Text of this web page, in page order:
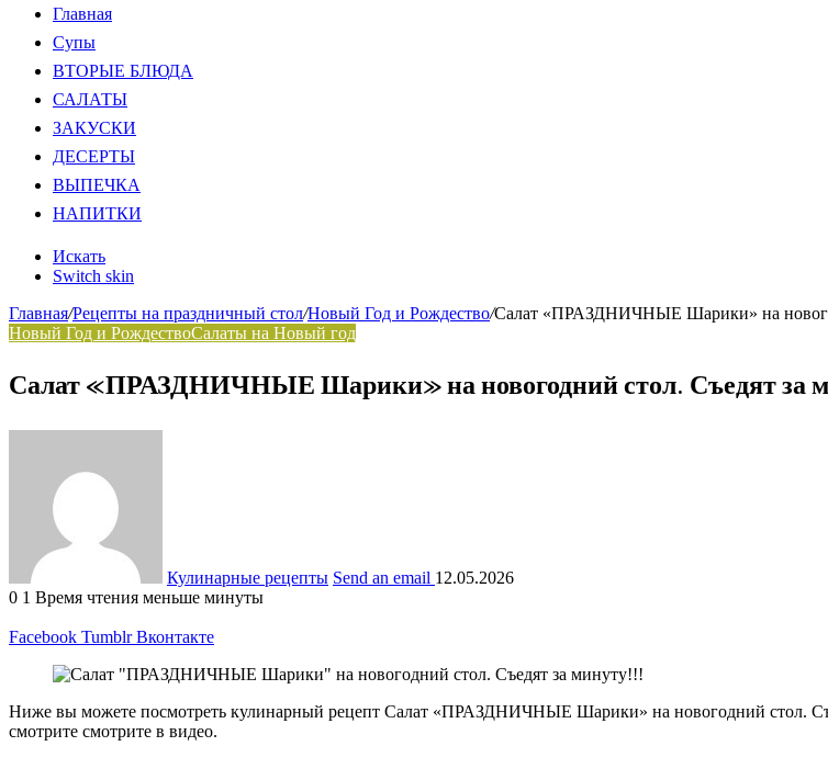
Главная
Супы
ВТОРЫЕ БЛЮДА
САЛАТЫ
ЗАКУСКИ
ДЕСЕРТЫ
ВЫПЕЧКА
НАПИТКИ
Искать
Switch skin
Главная/Рецепты на праздничный стол/Новый Год и Рождество/Салат «ПРАЗДНИЧНЫЕ Шарики» на
Новый Год и РождествоСалаты на Новый год
Салат «ПРАЗДНИЧНЫЕ Шарики» на новогодний стол. Съедят за
Кулинарные рецепты Send an email 12.05.2026
0 1 Время чтения меньше минуты
Facebook Tumblr Вконтакте
Ниже вы можете посмотреть кулинарный рецепт Салат «ПРАЗДНИЧНЫЕ Шарики» на новогодний стол.
смотрите смотрите в видео.